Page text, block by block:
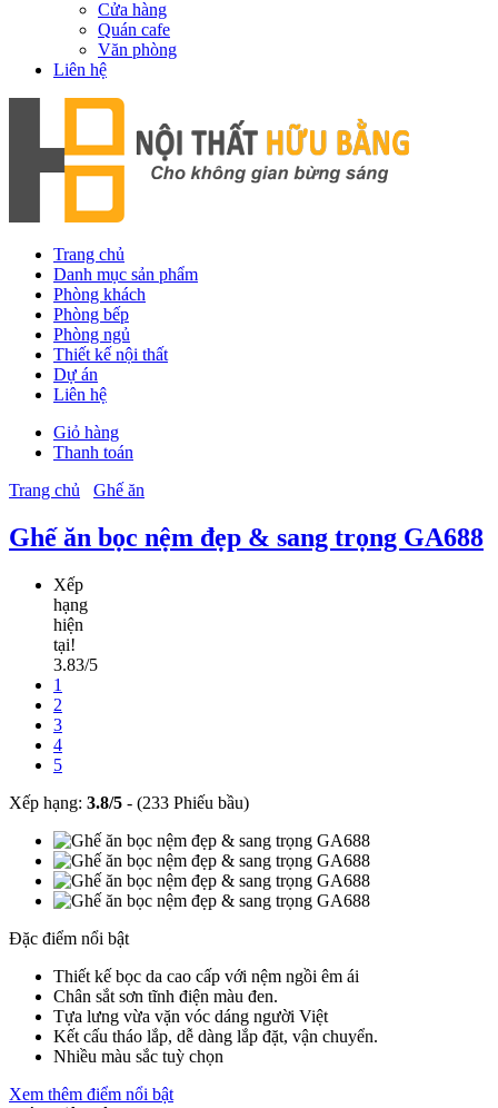
Cửa hàng
Quán cafe
Văn phòng
Liên hệ
Trang chủ
Danh mục sản phẩm
Phòng khách
Phòng bếp
Phòng ngủ
Thiết kế nội thất
Dự án
Liên hệ
Giỏ hàng
Thanh toán
Trang chủ
Ghế ăn
Ghế ăn bọc nệm đẹp & sang trọng GA688
Xếp
hạng
hiện
tại!
3.83/5
1
2
3
4
5
Xếp hạng: 3.8/5 - (233 Phiếu bầu)
Đặc điểm nổi bật
Thiết kế bọc da cao cấp với nệm ngồi êm ái
Chân sắt sơn tĩnh điện màu đen.
Tựa lưng vừa vặn vóc dáng người Việt
Kết cấu tháo lắp, dễ dàng lắp đặt, vận chuyển.
Nhiều màu sắc tuỳ chọn
Xem thêm điểm nổi bật